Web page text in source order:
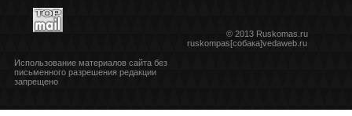
© 2013 Ruskomas.ru
ruskompas[собака]vedaweb.ru
Использование материалов сайта без
письменного разрешения редакции
запрещено